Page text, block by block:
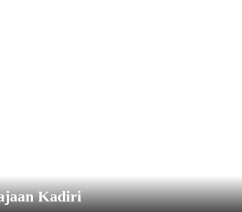
Kuliner Legendaris Sejak 1937